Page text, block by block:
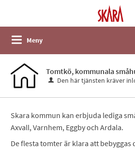
Meny
Tomtkö, kommunala
Den här tjänsten kräver
Skara kommun kan erbjuda lediga
Axvall, Varnhem, Eggby och Ardala.
De flesta tomter är klara att bebyggas